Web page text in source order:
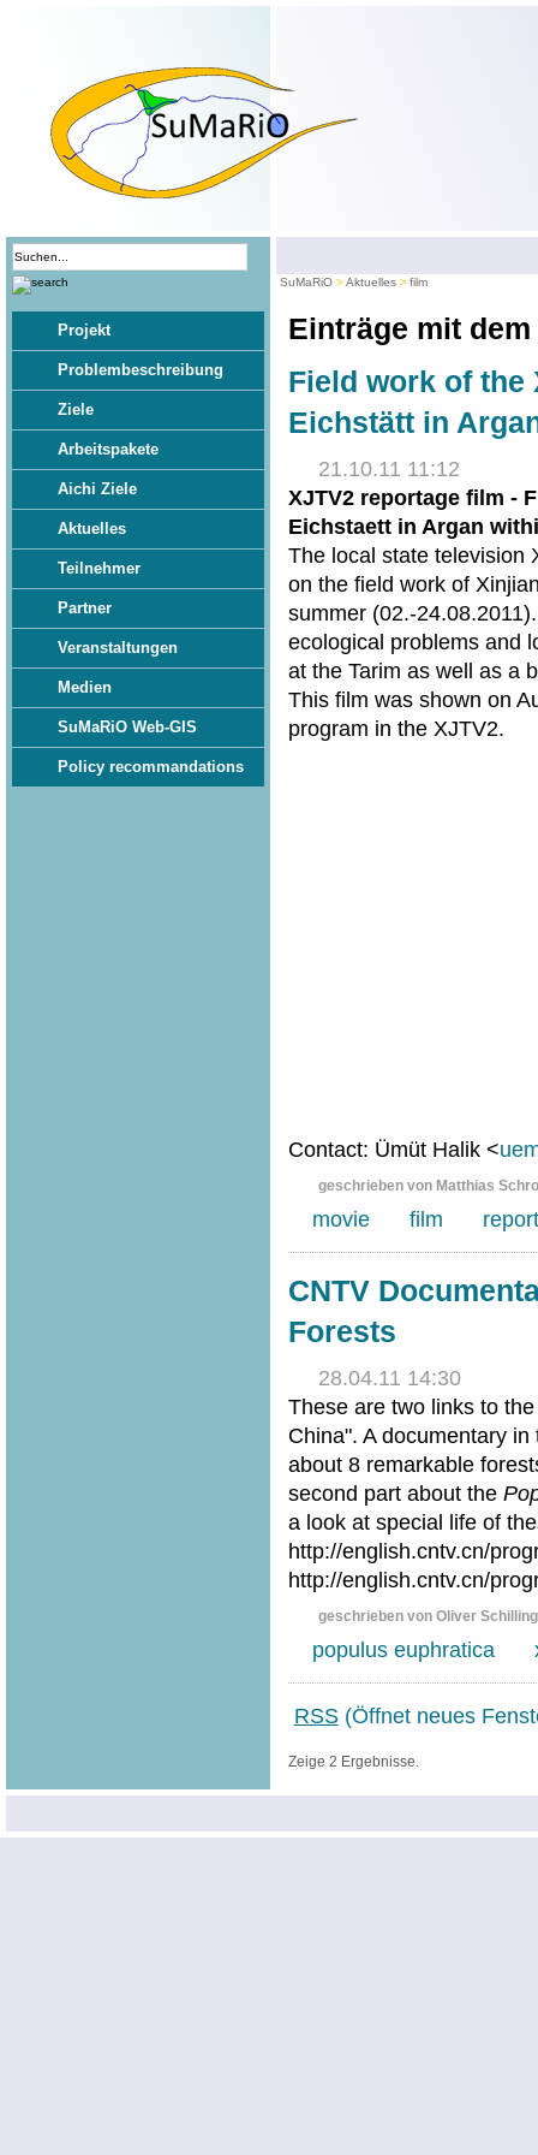
Projekt
Problembeschreibung
Ziele
Arbeitspakete
Aichi Ziele
Aktuelles
Teilnehmer
Partner
Veranstaltungen
Medien
SuMaRiO Web-GIS
Policy recommandations
SuMaRiO Aktuelles film
Einträge mit
Field work of the
Eichstätt in
21.10.11 11:12
XJTV2 reportage film -
Eichstaett in Argan
The local state television
on the field work of
summer (02.-
ecological problems and
at the Tarim as well as a
This film was shown on
program in the XJTV2.
Contact: Ümüt Halik <
geschrieben von Matthias
movie film
CNTV
Forests
28.04.11 14:30
These are two links to
China". A documentary
about 8 remarkable
second part about the
a look at special life of
http://english.cntv.cn/
http://english.cntv.cn/
geschrieben von Oliver Schilling
populus euphratica
RSS (Öffnet neues
Zeige 2 Ergebnisse.